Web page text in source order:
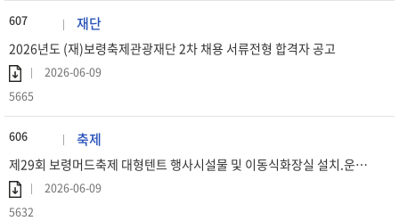
607 재단
2026년도 (재)보령축제관광재단 2차 채용 서류전형 합격자 공고
2026-06-09
5665
606 축제
제29회 보령머드축제 대형텐트 행사시설물 및 이동식화장실 설치.운영.관리 용역 우선 협상대상자 공고
2026-06-09
5632